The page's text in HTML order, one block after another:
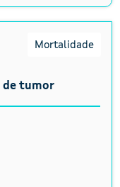
Mortalidade
de tumor